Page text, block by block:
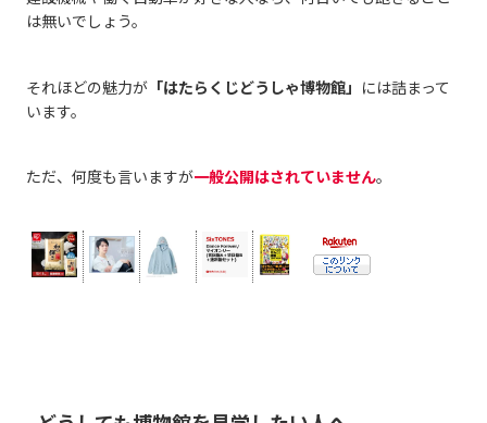
は無いでしょう。
それほどの魅力が 「はたらくじどうしゃ博物館」 には詰まって
います。
ただ、何度も言いますが一般公開はされていません。